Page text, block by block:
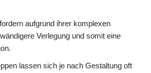
aufgrund ihrer komplexen
Verlegung und somit eine
lassen sich je nach Gestaltung oft